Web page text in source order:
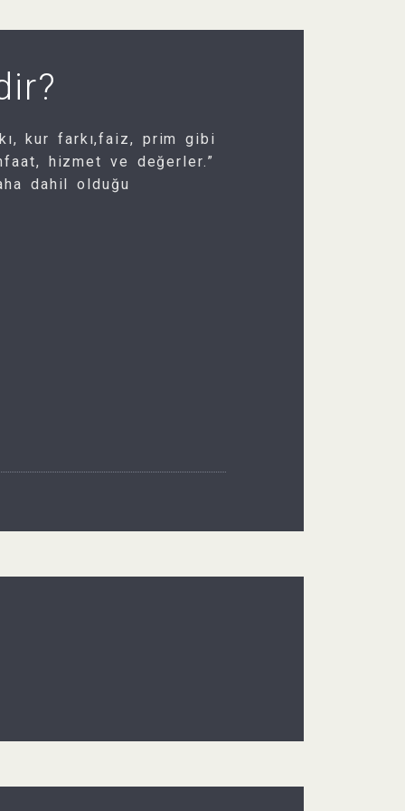
kur farkı,faiz, prim gibi
hizmet ve değerler.”
dahil olduğu